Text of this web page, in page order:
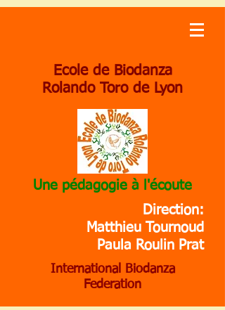
Ecole de Biodanza
Rolando Toro de Lyon
Une pédagogie à l'écoute
Direction:
Matthieu Tournoud
Paula Roulin Prat
International Biodanza
Federation